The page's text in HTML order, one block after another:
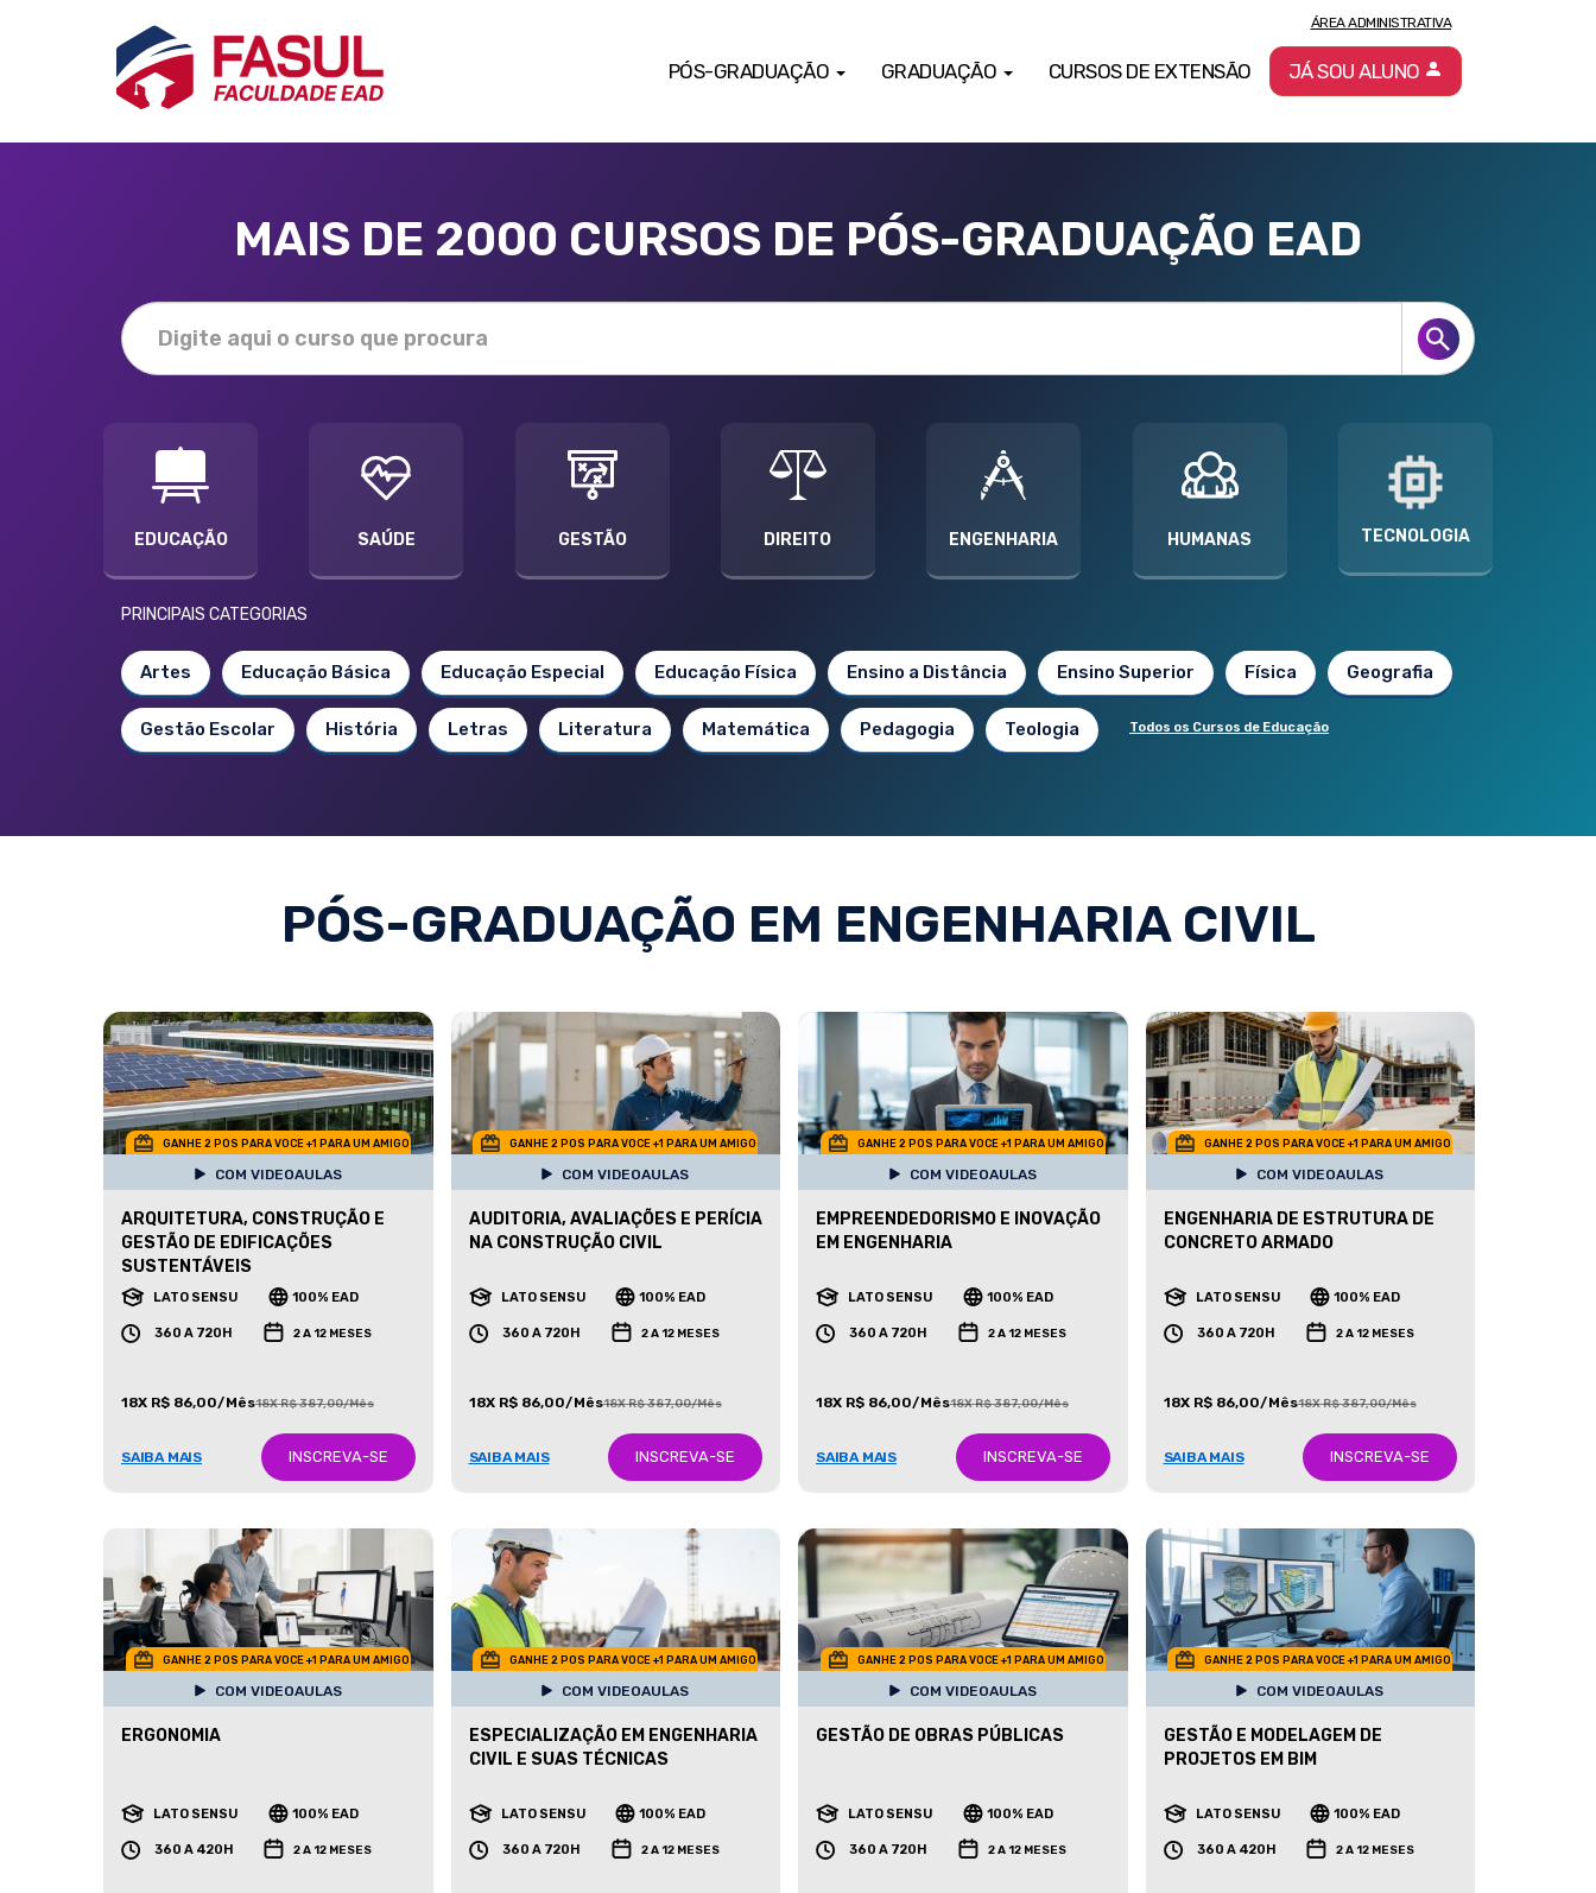
PÓS-GRADUAÇÃO GRADUAÇÃO CURSOS DE EXTENSÃO
ÁREA ADMINISTRATIVA
JÁ SOU ALUNO
MAIS DE 2000 CURSOS DE PÓS-GRADUAÇÃO EAD
EDUCAÇÃO SAÚDE GESTÃO DIREITO ENGENHARIA HUMANAS TECNOLOGIA
PRINCIPAIS CATEGORIAS
Artes Educação Básica Educação Especial Educação Física Ensino a Distância Ensino Superior Física Geografia
Gestão Escolar História Letras Literatura Matemática Pedagogia Teologia Todos os Cursos de Educação
PÓS-GRADUAÇÃO EM ENGENHARIA CIVIL
GANHE 2 POS PARA VOCE +1 PARA UM AMIGO
COM VIDEOAULAS
ARQUITETURA, CONSTRUÇÃO E
GESTÃO DE EDIFICAÇÕES
SUSTENTÁVEIS
LATO SENSU 100% EAD
360 A 720H 2 A 12 MESES
18X R$ 86,00/Mês18X R$ 387,00/Mês
SAIBA MAIS INSCREVA-SE
GANHE 2 POS PARA VOCE +1 PARA UM AMIGO
COM VIDEOAULAS
AUDITORIA, AVALIAÇÕES E PERÍCIA
NA CONSTRUÇÃO CIVIL
LATO SENSU 100% EAD
360 A 720H 2 A 12 MESES
18X R$ 86,00/Mês18X R$ 387,00/Mês
SAIBA MAIS INSCREVA-SE
GANHE 2 POS PARA VOCE +1 PARA UM AMIGO
COM VIDEOAULAS
EMPREENDEDORISMO E INOVAÇÃO
EM ENGENHARIA
LATO SENSU 100% EAD
360 A 720H 2 A 12 MESES
18X R$ 86,00/Mês18X R$ 387,00/Mês
SAIBA MAIS INSCREVA-SE
GANHE 2 POS PARA VOCE +1 PARA UM AMIGO
COM VIDEOAULAS
ENGENHARIA DE ESTRUTURA DE
CONCRETO ARMADO
LATO SENSU 100% EAD
360 A 720H 2 A 12 MESES
18X R$ 86,00/Mês18X R$ 387,00/Mês
SAIBA MAIS INSCREVA-SE
GANHE 2 POS PARA VOCE +1 PARA UM AMIGO
COM VIDEOAULAS
ERGONOMIA
LATO SENSU 100% EAD
360 A 420H 2 A 12 MESES
GANHE 2 POS PARA VOCE +1 PARA UM AMIGO
COM VIDEOAULAS
ESPECIALIZAÇÃO EM ENGENHARIA
CIVIL E SUAS TÉCNICAS
LATO SENSU 100% EAD
360 A 720H 2 A 12 MESES
GANHE 2 POS PARA VOCE +1 PARA UM AMIGO
COM VIDEOAULAS
GESTÃO DE OBRAS PÚBLICAS
LATO SENSU 100% EAD
360 A 720H 2 A 12 MESES
GANHE 2 POS PARA VOCE +1 PARA UM AMIGO
COM VIDEOAULAS
GESTÃO E MODELAGEM DE
PROJETOS EM BIM
LATO SENSU 100% EAD
360 A 420H 2 A 12 MESES